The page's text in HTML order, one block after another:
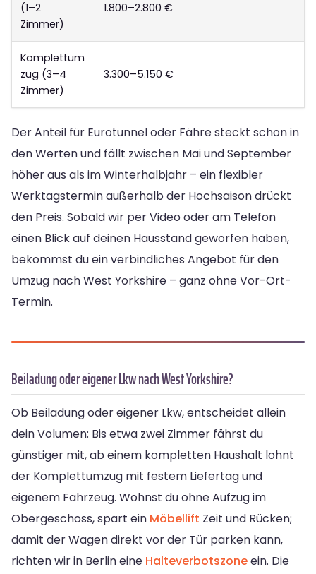
(1–2
Zimmer)
1.800–2.800 €
Komplettum
zug (3–4
Zimmer)
3.300–5.150 €
Der Anteil für Eurotunnel oder Fähre steckt schon in
den Werten und fällt zwischen Mai und September
höher aus als im Winterhalbjahr – ein flexibler
Werktagstermin außerhalb der Hochsaison drückt
den Preis. Sobald wir per Video oder am Telefon
einen Blick auf deinen Hausstand geworfen haben,
bekommst du ein verbindliches Angebot für den
Umzug nach West Yorkshire – ganz ohne Vor-Ort-
Termin.
Beiladung oder eigener Lkw nach West Yorkshire?
Ob Beiladung oder eigener Lkw, entscheidet allein
dein Volumen: Bis etwa zwei Zimmer fährst du
günstiger mit, ab einem kompletten Haushalt lohnt
der Komplettumzug mit festem Liefertag und
eigenem Fahrzeug. Wohnst du ohne Aufzug im
Obergeschoss, spart ein Möbellift Zeit und Rücken;
damit der Wagen direkt vor der Tür parken kann,
richten wir in Berlin eine Halteverbotszoneein. Die